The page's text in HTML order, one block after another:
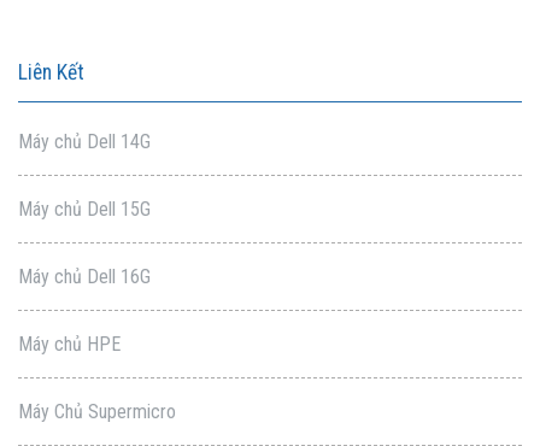
Liên Kết
Máy chủ Dell 14G
Máy chủ Dell 15G
Máy chủ Dell 16G
Máy chủ HPE
Máy Chủ Supermicro